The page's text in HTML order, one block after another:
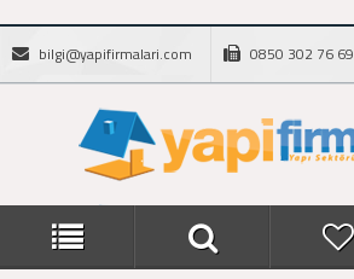
bilgi@yapifirmalari.com 0850 302 76 69